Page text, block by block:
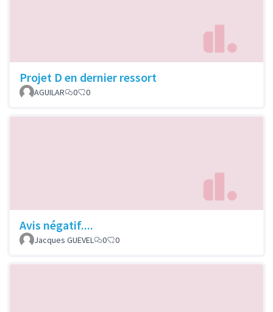
Projet D en dernier ressort
AGUILAR 0 0
Avis négatif....
Jacques GUEVEL 0 0